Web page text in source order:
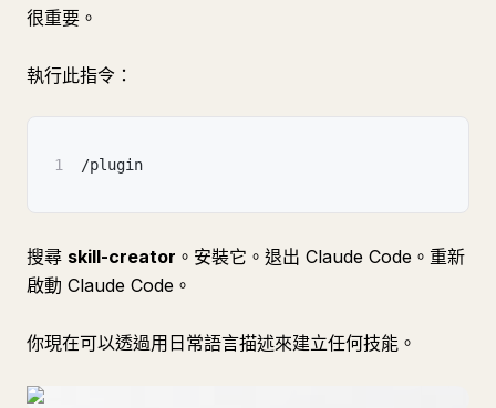
很重要。
執行此指令：
1 /plugin
搜尋 skill-creator 。安裝它。退出 Claude Code。重新
啟動 Claude Code。
你現在可以透過用日常語言描述來建立任何技能。